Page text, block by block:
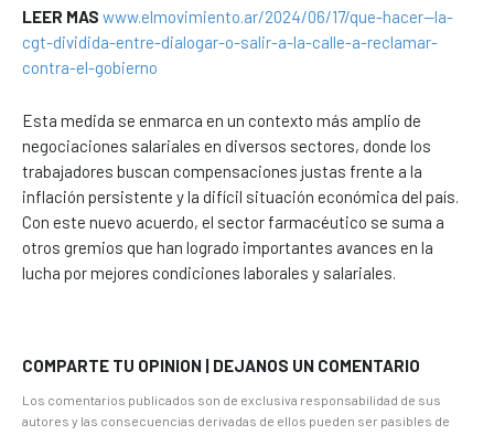
LEER MAS www.elmovimiento.ar/2024/06/17/que-hacer--la-
cgt-dividida-entre-dialogar-o-salir-a-la-calle-a-reclamar-
contra-el-gobierno
Esta medida se enmarca en un contexto más amplio de
negociaciones salariales en diversos sectores, donde los
trabajadores buscan compensaciones justas frente a la
inflación persistente y la difícil situación económica del país.
Con este nuevo acuerdo, el sector farmacéutico se suma a
otros gremios que han logrado importantes avances en la
lucha por mejores condiciones laborales y salariales.
COMPARTE TU OPINION | DEJANOS UN COMENTARIO
Los comentarios publicados son de exclusiva responsabilidad de sus
autores y las consecuencias derivadas de ellos pueden ser pasibles de